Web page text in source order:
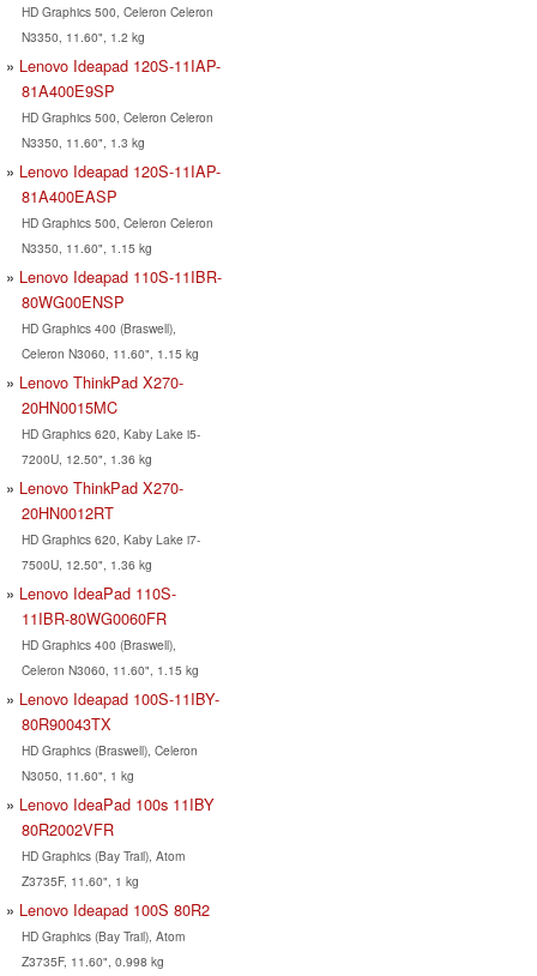
HD Graphics 500, Celeron Celeron
N3350, 11.60", 1.2 kg
Lenovo Ideapad 120S-11IAP-
81A400E9SP
HD Graphics 500, Celeron Celeron
N3350, 11.60", 1.3 kg
Lenovo Ideapad 120S-11IAP-
81A400EASP
HD Graphics 500, Celeron Celeron
N3350, 11.60", 1.15 kg
Lenovo Ideapad 110S-11IBR-
80WG00ENSP
HD Graphics 400 (Braswell),
Celeron N3060, 11.60", 1.15 kg
Lenovo ThinkPad X270-
20HN0015MC
HD Graphics 620, Kaby Lake i5-
7200U, 12.50", 1.36 kg
Lenovo ThinkPad X270-
20HN0012RT
HD Graphics 620, Kaby Lake i7-
7500U, 12.50", 1.36 kg
Lenovo IdeaPad 110S-
11IBR-80WG0060FR
HD Graphics 400 (Braswell),
Celeron N3060, 11.60", 1.15 kg
Lenovo Ideapad 100S-11IBY-
80R90043TX
HD Graphics (Braswell), Celeron
N3050, 11.60", 1 kg
Lenovo IdeaPad 100s 11IBY
80R2002VFR
HD Graphics (Bay Trail), Atom
Z3735F, 11.60", 1 kg
Lenovo Ideapad 100S 80R2
HD Graphics (Bay Trail), Atom
Z3735F, 11.60", 0.998 kg